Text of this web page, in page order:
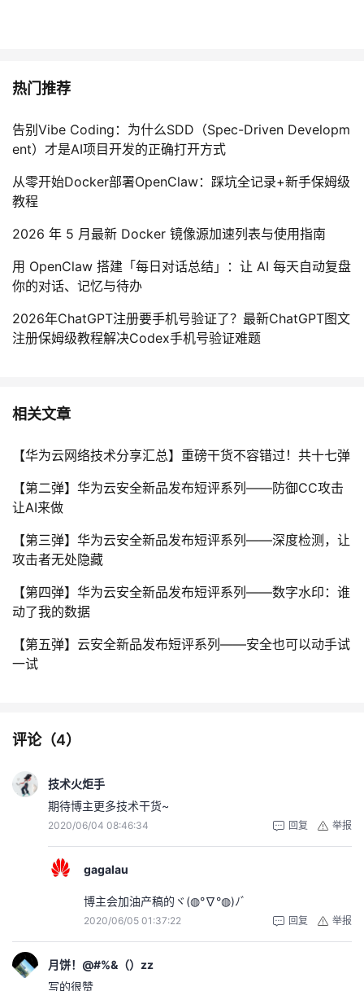
热门推荐
告别Vibe Coding：为什么SDD（Spec-Driven Developm
ent）才是AI项目开发的正确打开方式
从零开始Docker部署OpenClaw：踩坑全记录+新手保姆级
教程
2026 年 5 月最新 Docker 镜像源加速列表与使用指南
用 OpenClaw 搭建「每日对话总结」：让 AI 每天自动复盘
你的对话、记忆与待办
2026年ChatGPT注册要手机号验证了？最新ChatGPT图文
注册保姆级教程解决Codex手机号验证难题
相关文章
【华为云网络技术分享汇总】重磅干货不容错过！共十七弹
【第二弹】华为云安全新品发布短评系列——防御CC攻击
让AI来做
【第三弹】华为云安全新品发布短评系列——深度检测，让
攻击者无处隐藏
【第四弹】华为云安全新品发布短评系列——数字水印：谁
动了我的数据
【第五弹】云安全新品发布短评系列——安全也可以动手试
一试
评论（4）
技术火炬手
期待博主更多技术干货~
2020/06/04 08:46:34 举报
回复
gagalau
博主会加油产稿的ヾ(◍°∇°◍)ﾉﾞ
2020/06/05 01:37:22 举报
回复
月饼！@#%&（）zz
写的很赞